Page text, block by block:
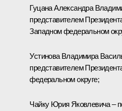
ГуцанаАлександра
представителем
Западном федеральном
УстиноваВладимира
представителем
федеральном округе;
ЧайкуЮрия Яковлевича –